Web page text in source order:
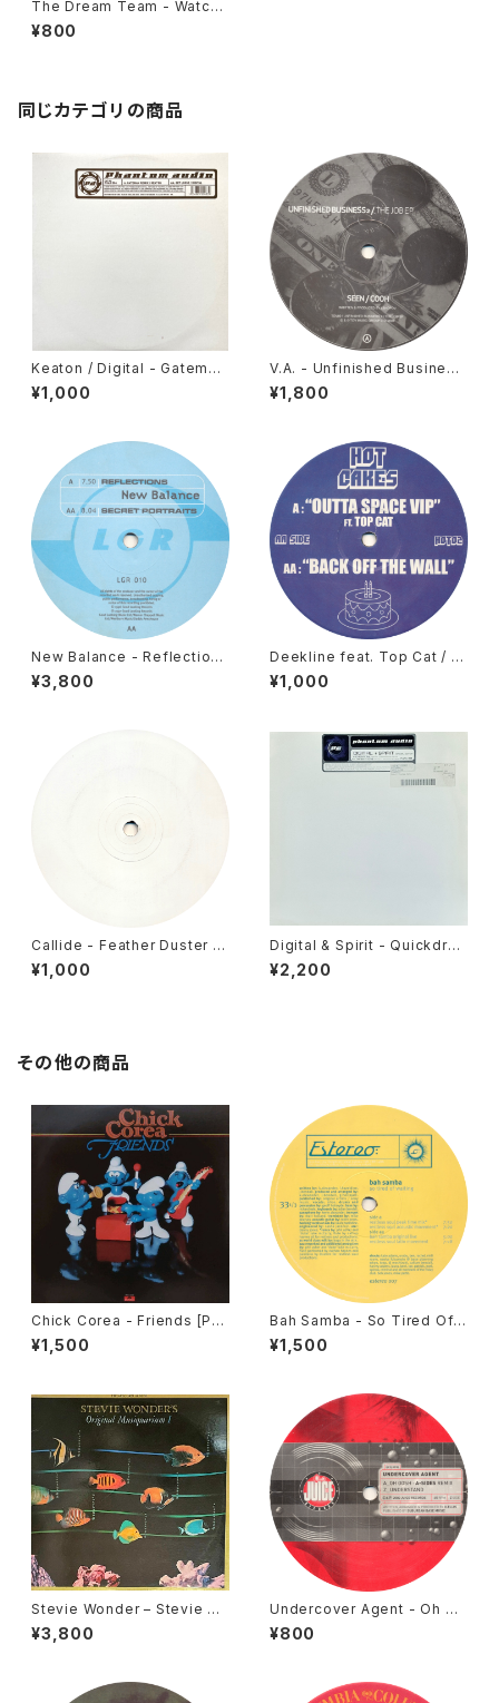
The Dream Team - Watch
The .....! / Freaky [Joker / 2
000]
¥800
同じカテゴリの商品
Keaton / Digital - Gateman
(Keaton Remix) / Get Loos
e [Phantom Audio / 2003]
¥1,000
V.A. - Unfinished Business
- The Job EP [Trouble On
Vinyl / 2006]
¥1,800
New Balance - Reflections
/ Secret Portraits [Looking
Good / 1997]
¥3,800
Deekline feat. Top Cat / Ni
ck Thayer - Outta Space V
IP / Back Off The Wall [Hot
¥1,000
Callide - Feather Duster /
Mooshoo [Deadly Records
/ 2006]
¥1,000
Digital & Spirit - Quickdra
w / Three In One [Phantom
Audio / 2001]
¥2,200
その他の商品
Chick Corea - Friends [Pol
ydor / 1978]
¥1,500
Bah Samba - So Tired Of
Waiting [Estereo / 1998]
¥1,500
Stevie Wonder – Stevie W
onder's Original Musiquari
um I [Tamla / 1982]
¥3,800
Undercover Agent - Oh Go
sh (A-Sides Remix) / Unde
rstand [Juice / 2002]
¥800